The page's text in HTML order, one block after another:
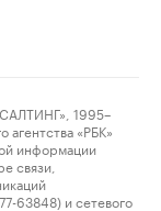
1995–
«РБК»
информации
связи,
63848) и сетевого